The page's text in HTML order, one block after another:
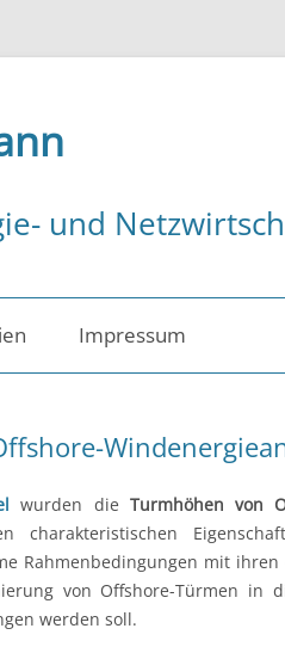
und
Impressum
wurden die Turmhöhen von
charakteristischen
Rahmenbedingungen mit
von Offshore-Türmen in
werden soll.